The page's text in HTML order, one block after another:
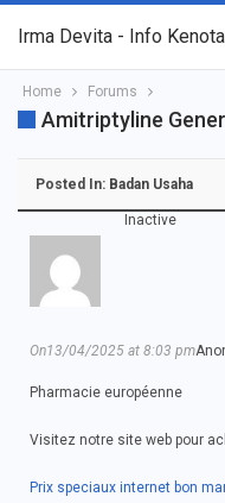
Irma Devita - Info
Home Forums
Amitriptyline
Posted In: Badan Usaha
Inactive
On13/04/2025 at 8:03 pm
Pharmacie européenne
Visitez notre site web pour
Prix speciaux internet bon